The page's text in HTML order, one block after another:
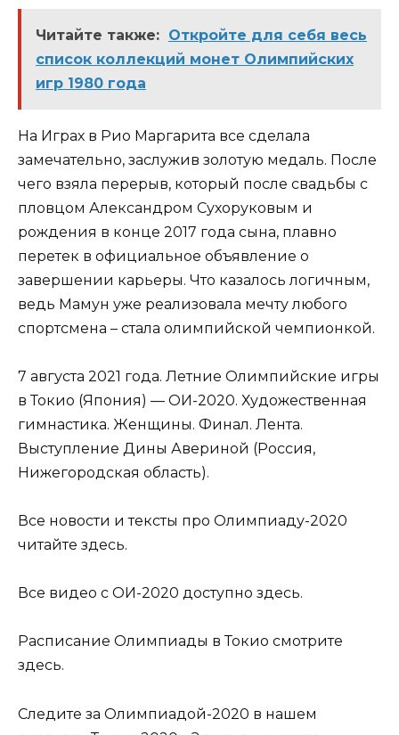
Читайте также: Откройте для себя весь
список коллекций монет Олимпийских
игр 1980 года
На Играх в Рио Маргарита все сделала
замечательно, заслужив золотую медаль. После
чего взяла перерыв, который после свадьбы с
пловцом Александром Сухоруковым и
рождения в конце 2017 года сына, плавно
перетек в официальное объявление о
завершении карьеры. Что казалось логичным,
ведь Мамун уже реализовала мечту любого
спортсмена – стала олимпийской чемпионкой.
7 августа 2021 года. Летние Олимпийские игры
в Токио (Япония) — ОИ-2020. Художественная
гимнастика. Женщины. Финал. Лента.
Выступление Дины Авериной (Россия,
Нижегородская область).
Все новости и тексты про Олимпиаду-2020
читайте здесь.
Все видео с ОИ-2020 доступно здесь.
Расписание Олимпиады в Токио смотрите
здесь.
Следите за Олимпиадой-2020 в нашем